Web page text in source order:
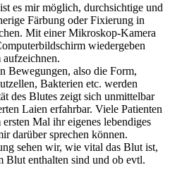
es mir möglich, durchsichtige und
Färbung oder Fixierung in
Mit einer Mikroskop-Kamera
wiedergeben
Bewegungen, also die Form,
Bakterien etc. werden
des Blutes zeigt sich unmittelbar
Laien erfahrbar. Viele Patienten
Mal ihr eigenes lebendiges
darüber sprechen können.
sehen wir, wie vital das Blut ist,
Blut enthalten sind und ob evtl.